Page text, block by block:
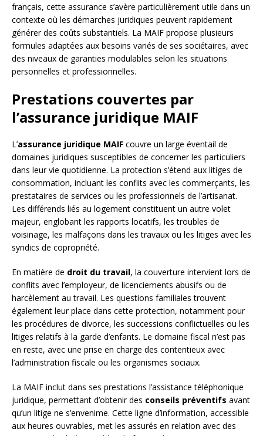
français, cette assurance s’avère particulièrement utile dans un
contexte où les démarches juridiques peuvent rapidement
générer des coûts substantiels. La MAIF propose plusieurs
formules adaptées aux besoins variés de ses sociétaires, avec
des niveaux de garanties modulables selon les situations
personnelles et professionnelles.
Prestations couvertes par
l’assurance juridique MAIF
L’assurance juridique MAIF couvre un large éventail de
domaines juridiques susceptibles de concerner les particuliers
dans leur vie quotidienne. La protection s’étend aux litiges de
consommation, incluant les conflits avec les commerçants, les
prestataires de services ou les professionnels de l’artisanat.
Les différends liés au logement constituent un autre volet
majeur, englobant les rapports locatifs, les troubles de
voisinage, les malfaçons dans les travaux ou les litiges avec les
syndics de copropriété.
En matière de droit du travail, la couverture intervient lors de
conflits avec l’employeur, de licenciements abusifs ou de
harcèlement au travail. Les questions familiales trouvent
également leur place dans cette protection, notamment pour
les procédures de divorce, les successions conflictuelles ou les
litiges relatifs à la garde d’enfants. Le domaine fiscal n’est pas
en reste, avec une prise en charge des contentieux avec
l’administration fiscale ou les organismes sociaux.
La MAIF inclut dans ses prestations l’assistance téléphonique
juridique, permettant d’obtenir des conseils préventifs avant
qu’un litige ne s’envenime. Cette ligne d’information, accessible
aux heures ouvrables, met les assurés en relation avec des